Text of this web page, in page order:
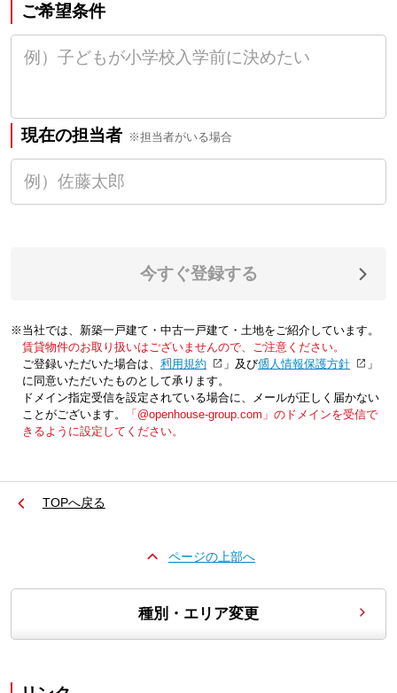
ご希望条件
現在の担当者 ※担当者がいる場合
今すぐ登録する
※当社では、新築一戸建て・中古一戸建て・土地をご紹介しています。
賃貸物件のお取り扱いはございませんので、ご注意ください。
ご登録いただいた場合は、「利用規約 」及び「個人情報保護方針
」
に同意いただいたものとして承ります。
ドメイン指定受信を設定されている場合に、メールが正しく届かない
ことがございます。
「@openhouse-group.com」のドメインを受信で
きるように設定してください。
TOPへ戻る
ページの上部へ
種別・エリア変更